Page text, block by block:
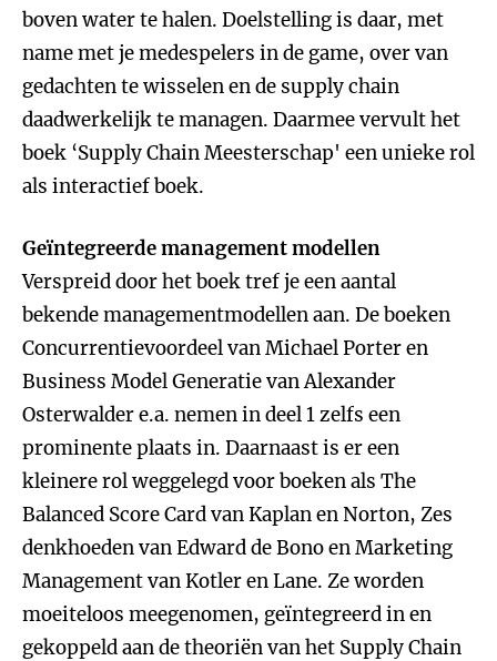
boven water te halen. Doelstelling is daar, met
name met je medespelers in de game, over van
gedachten te wisselen en de supply chain
daadwerkelijk te managen. Daarmee vervult het
boek ‘Supply Chain Meesterschap' een unieke rol
als interactief boek.
Geïntegreerde management modellen
Verspreid door het boek tref je een aantal
bekende managementmodellen aan. De boeken
Concurrentievoordeel van Michael Porter en
Business Model Generatie van Alexander
Osterwalder e.a. nemen in deel 1 zelfs een
prominente plaats in. Daarnaast is er een
kleinere rol weggelegd voor boeken als The
Balanced Score Card van Kaplan en Norton, Zes
denkhoeden van Edward de Bono en Marketing
Management van Kotler en Lane. Ze worden
moeiteloos meegenomen, geïntegreerd in en
gekoppeld aan de theoriën van het Supply Chain